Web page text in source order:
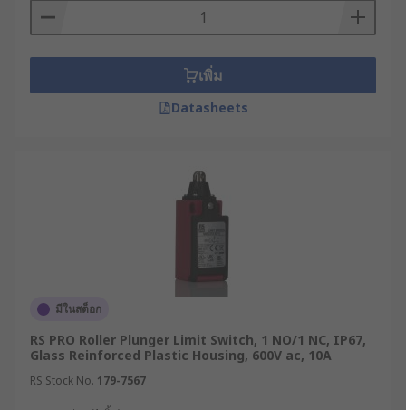
การนำไปประยุกต์ใช้งานใน
อุตสาหกรรม
ลิมิตสวิทช์สามารถประยุกต์ใช้เพื่อความปลอดภัยและ
ม้วนอัตโนมัติ เพื่อตัดวงจรมอเตอร์เมื่อประตูเปิด
ระบบสายพานลำเลียง : ใช้ตรวจจับตำแหน่งของ
กล่องสินค้า หรือควบคุมการจัดเรียงชิ้นงาน
เครื่องจักรกลการผลิต : ใช้กำหนดจุดอ้างอิง
(Home Position) หรือป้องกันการเคลื่อนที่เกิน
RS จำหน่ายสวิตช์จำกัดระยะ
เพิ่ม
Datasheets
มีในสต็อก
RS PRO Roller Plunger Limit Switch, 1 NO/1 NC, IP67,
Glass Reinforced Plastic Housing, 600V ac, 10A
RS Stock No. 179-7567